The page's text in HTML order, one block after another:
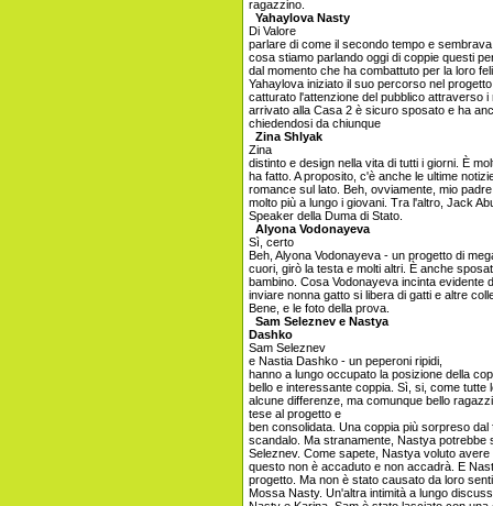
ragazzino.
Yahaylova Nasty
Di Valore
parlare di come il secondo tempo e
cosa stiamo parlando oggi di coppie questi
dal momento che ha combattuto per la loro
Yahaylova iniziato il suo percorso nel
catturato l'attenzione del pubblico attraverso
arrivato alla Casa 2 è sicuro sposato e ha
chiedendosi da chiunque
Zina Shlyak
Zina
distinto e design nella vita di tutti i giorni. È
ha fatto. A proposito, c'è anche le ultime
romance sul lato. Beh, ovviamente, mio
molto più a lungo i giovani. Tra l'altro, Jack
Speaker della Duma di Stato.
Alyona Vodonayeva
Sì, certo
Beh, Alyona Vodonayeva - un progetto di
cuori, girò la testa e molti altri. È anche
bambino. Cosa Vodonayeva incinta evidente
inviare nonna gatto si libera di gatti e altre
Bene, e le foto della prova.
Sam Seleznev e Nastya
Dashko
Sam Seleznev
e Nastia Dashko - un peperoni ripidi,
hanno a lungo occupato la posizione della
bello e interessante coppia. Sì, si, come tutte
alcune differenze, ma comunque bello
tese al progetto e
ben consolidata. Una coppia più sorpreso
scandalo. Ma stranamente, Nastya
Seleznev. Come sapete, Nastya voluto
questo non è accaduto e non accadrà. E
progetto. Ma non è stato causato da loro
Mossa Nasty. Un'altra intimità a lungo